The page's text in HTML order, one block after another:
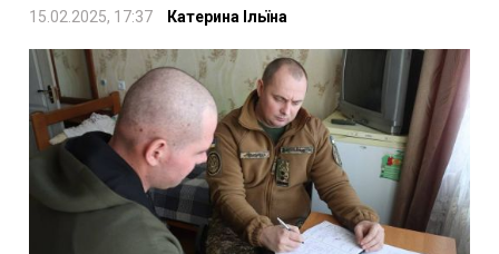
15.02.2025, 17:37 Катерина Ільїна